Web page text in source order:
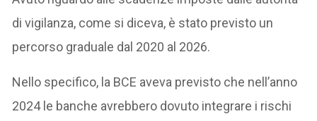
di vigilanza, come si diceva, è stato previsto un
percorso graduale dal 2020 al 2026.
Nello specifico, la BCE aveva previsto che nell’anno
2024 le banche avrebbero dovuto integrare i rischi